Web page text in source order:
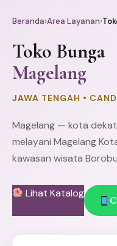
Beranda›Area Layanan›
Toko Bunga
Magelang
JAWA TENGAH •
Magelang — kota
melayani Magelang
kawasan wisata
Lihat Katalog